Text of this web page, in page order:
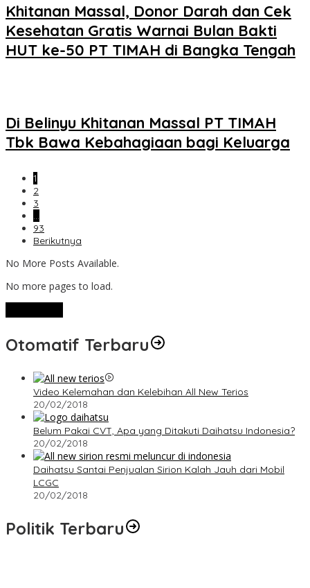
Khitanan Massal, Donor Darah dan Cek
Kesehatan Gratis Warnai Bulan Bakti
HUT ke-50 PT TIMAH di Bangka Tengah
Di Belinyu Khitanan Massal PT TIMAH
Tbk Bawa Kebahagiaan bagi Keluarga
1
2
3
…
93
Berikutnya
No More Posts Available.
No more pages to load.
Otomatif Terbaru
Video Kelemahan dan Kelebihan All New Terios
20/02/2018
Belum Pakai CVT, Apa yang Ditakuti Daihatsu Indonesia?
20/02/2018
Daihatsu Santai Penjualan Sirion Kalah Jauh dari Mobil
LCGC
20/02/2018
Politik Terbaru